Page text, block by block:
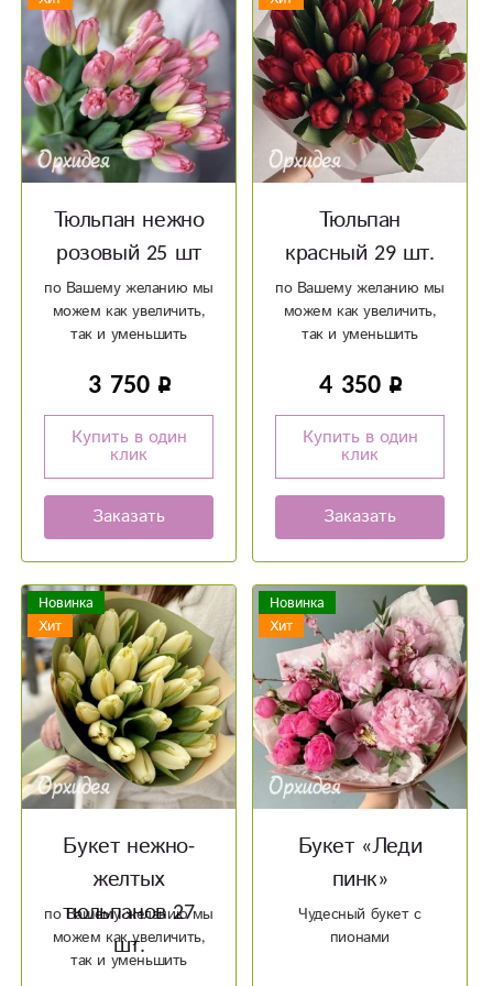
Тюльпан нежно
розовый 25 шт
по Вашему желанию мы
можем как увеличить,
так и уменьшить
Успевайте сделать
предложению до 6
марта. Оформить заказ
Вы можете уже сейчас
- доставим 8 марта.
3 750
Купить в один
клик
Заказать
Тюльпан
красный 29 шт.
по Вашему желанию мы
можем как увеличить,
так и уменьшить
Успевайте сделать
предложению до 6
марта. Оформить заказ
Вы можете уже сейчас
- доставим 8 марта.
4 350
Купить в один
клик
Заказать
Новинка
Хит
Букет нежно-
желтых
тюльпанов 27
шт.
по Вашему желанию мы
можем как увеличить,
так и уменьшить
Новинка
Хит
Букет «Леди
пинк»
Чудесный букет с
пионами